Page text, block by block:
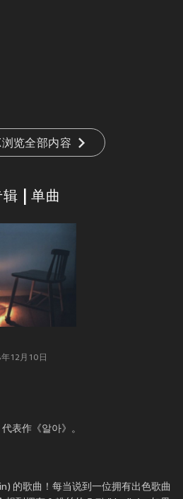
览全部内容
辑 | 单曲
12月10日
表作《알아》。
的歌曲！每当说到一位拥有出色歌曲